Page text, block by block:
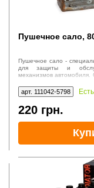
Пушечное сало,
Пушечное сало -
для защиты и
механизмов автомобиля.
работоспособность
эксплуатации.
арт. 111042-5798
220 грн.